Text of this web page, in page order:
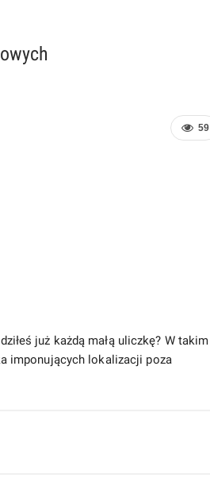
59
już każdą małą uliczkę? W takim
imponujących lokalizacji poza